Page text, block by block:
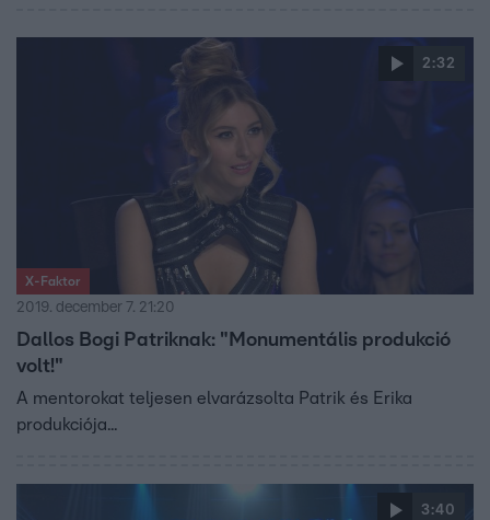
2:32
X-Faktor
2019. december 7. 21:20
Dallos Bogi Patriknak: "Monumentális produkció
volt!"
A mentorokat teljesen elvarázsolta Patrik és Erika
produkciója...
3:40